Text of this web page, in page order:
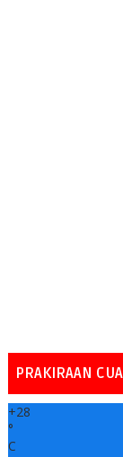
PRAKIRAAN
+28
°
C